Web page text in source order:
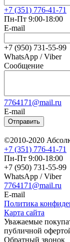
+7 (351) 776-41-71
Пн-Пт 9:00-18:00
E-mail
+7 (950) 731-55-99
WhatsApp / Viber
Сообщение
7764171@mail.ru
E-mail
Отправить
©2010-2020
+7 (351) 776-41-71
Пн-Пт 9:00-18:00
+7 (950) 731-55-99
WhatsApp / Viber
7764171@mail.ru
E-mail
Политика
Карта сайта
Уважаемые
публичной
Обратный звонок